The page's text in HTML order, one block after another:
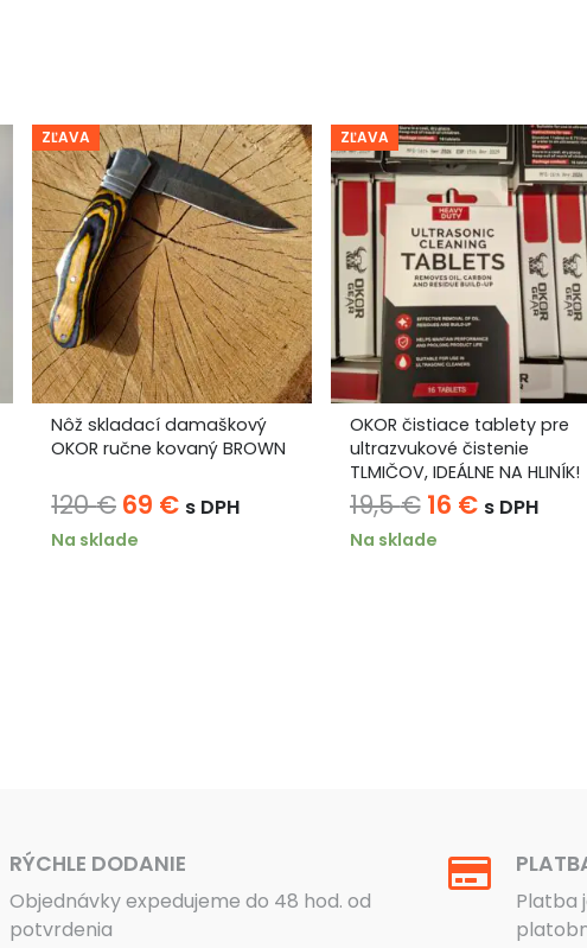
ZĽAVA
Nôž skladací damaškový
OKOR ručne kovaný BROWN
120€ Pôvodná
cena
69 €Aktuálna
s DPH
Na sklade
ZĽAVA
OKOR čistiace tablety pre
ultrazvukové čistenie
TLMIČOV, IDEÁLNE NA HLINÍK!
19,5€ Pôvodná
cena
16 €Aktuálna
s DPH
Na sklade
RÝCHLE DODANIE
Objednávky expedujeme do 48 hod. od
potvrdenia
Platba